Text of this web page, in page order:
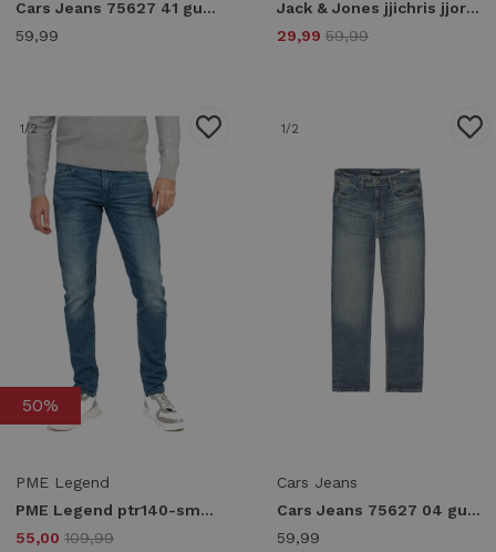
Cars Jeans 75627 41 guard denim Loose Fit 41 black used
59,99
Jack & Jones jjichris jjoriginal sbd 981 noos 12168656 Loose Fit black denim
29,99 59,99
1/2
50%
PME Legend
PME Legend ptr140-smb tailwheel soft mid blue Slim fit smb - smb
55,00 109,99
1/2
Cars Jeans
Cars Jeans 75627 04 guard denim Loose Fit 04 dirty used
59,99